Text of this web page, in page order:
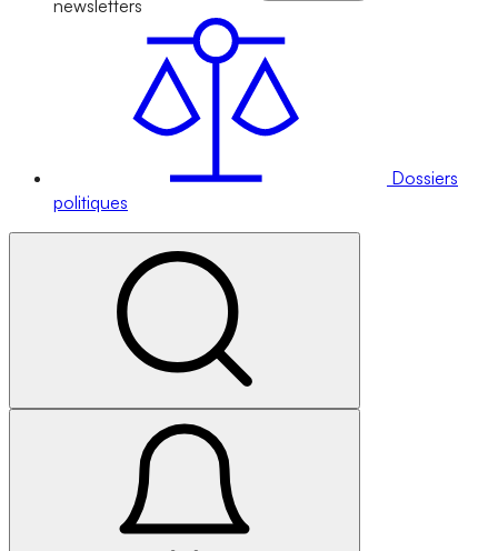
newsletters
Dossiers
politiques